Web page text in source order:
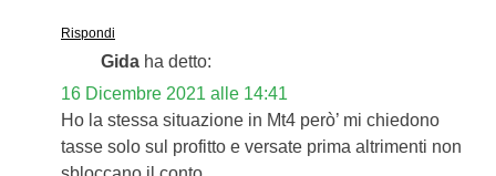
Rispondi
Gida ha detto:
16 Dicembre 2021 alle 14:41
Ho la stessa situazione in Mt4 però’ mi chiedono
tasse solo sul profitto e versate prima altrimenti non